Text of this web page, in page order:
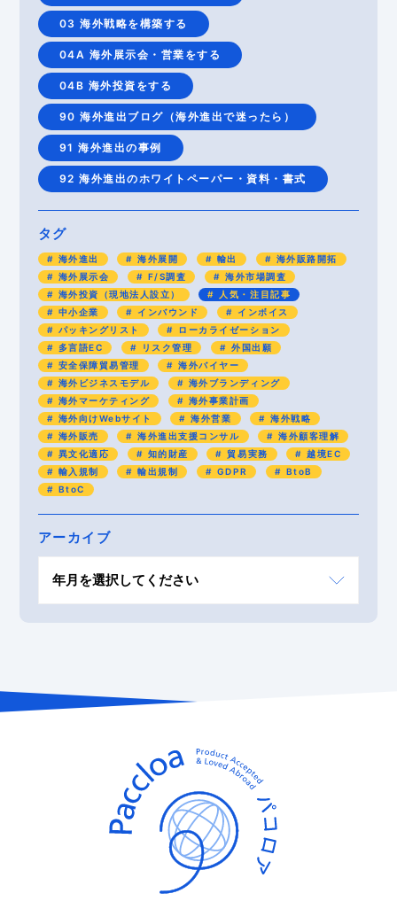
03 海外戦略を構築する
04A 海外展示会・営業をする
04B 海外投資をする
90 海外進出ブログ（海外進出で迷ったら）
91 海外進出の事例
92 海外進出のホワイトペーパー・資料・書式
タグ
海外進出 海外展開 輸出
海外販路開拓
海外展示会
F/S調査
海外市場調査
海外投資（現地法人設立）
人気・注目記事
中小企業
インバウンド
インボイス
パッキングリスト
ローカライゼーション
多言語EC
リスク管理
外国出願
安全保障貿易管理
海外バイヤー
海外ビジネスモデル
海外ブランディング
海外マーケティング
海外事業計画
海外向けWebサイト
海外営業
海外戦略
海外販売
海外進出支援コンサル
海外顧客理解
異文化適応
知的財産 貿易実務
越境EC
輸入規制
輸出規制 GDPR
BtoB
BtoC
アーカイブ